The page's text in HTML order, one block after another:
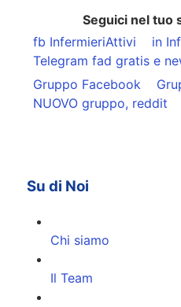
Seguici nel tuo
fb InfermieriAttivi
in
Telegram fad gratis e
Gruppo Facebook
NUOVO gruppo, reddit
Su di Noi
Chi siamo
Il Team